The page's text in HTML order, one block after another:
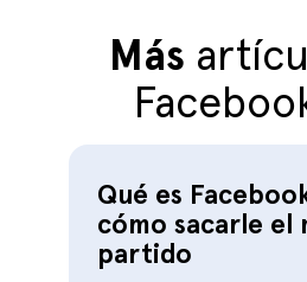
Más
Qué es
cómo sacarle el
partido